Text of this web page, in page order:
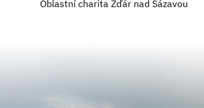
Oblastní charita Žďár nad Sázavou